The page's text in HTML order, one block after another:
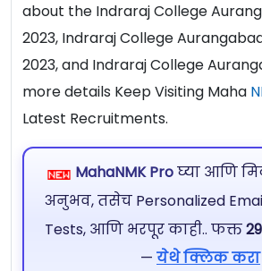
about the Indraraj College
2023, Indraraj College
2023, and Indraraj College
more details Keep Visiting Maha
Latest Recruitments.
MahaNMK Proघ्या आणि
अनुभव, तसेच Personalized
Tests, आणि भरपूर काही.. फक्त
— येथे क्लिक करा